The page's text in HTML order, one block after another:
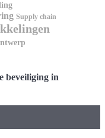
Supply chain
beveiliging in